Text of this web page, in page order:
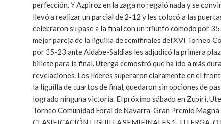
perfección. Y Azpiroz en la zaga no regaló nada y se
llevó a realizar un parcial de 2-12 y les colocó a las
celebraron su pase a la final con un triunfo cómodo por
mejor pareja de la liguilla de semifinales del XVI Torneo
por 35-23 ante Aldabe-Saldias les adjudicó la primera
billete para la final. Uterga demostró que ha ido a más
revelaciones. Los líderes superaron claramente en el
la liguilla de cuartos de final, quedaron sin opciones de
logrado ninguna victoria. El próximo sábado en Zubiri,
Torneo Comunidad Foral de Navarra-Gran Premio
CLASIFICACIÓN LIGUILLA SEMIFINALES 1- UTERGA-